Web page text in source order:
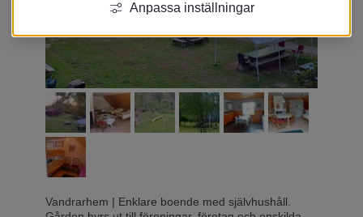
Vandrarhem | Enklare boende med självhushåll.
Anpassa inställningar